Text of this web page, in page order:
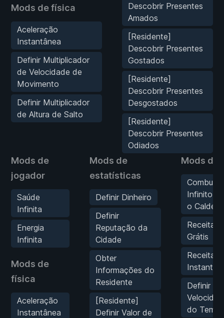
Mods de física
Aceleração
Instantânea
Definir Multiplicador
de Velocidade de
Movimento
Definir Multiplicador
de Altura de Salto
Descobrir Presentes
Amados
[Residente]
Descobrir Presentes
Gostados
[Residente]
Descobrir Presentes
Desgostados
[Residente]
Descobrir Presentes
Odiados
Mods de
jogador
Saúde
Infinita
Energia
Infinita
Mods de
física
Aceleração
Instantânea
Mods de
estatísticas
Definir Dinheiro
Definir
Reputação da
Cidade
Obter
Informações do
Residente
[Residente]
Definir Valor de
Mods de
Infinito
o
Receitas
Grátis
Receitas
Definir
do